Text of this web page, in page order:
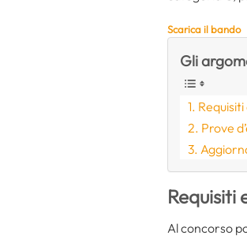
Scarica il bando
Gli
Prove
Requisiti
Al concorso